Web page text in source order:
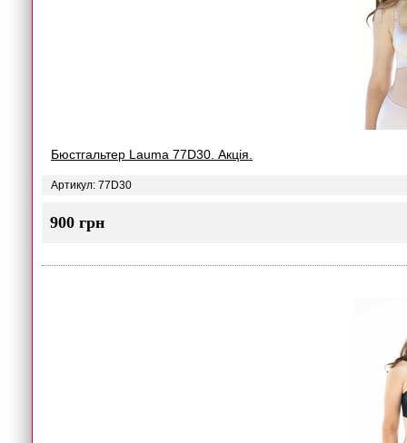
Бюстгальтер Lauma 77D30. Акція.
Артикул: 77D30
900 грн